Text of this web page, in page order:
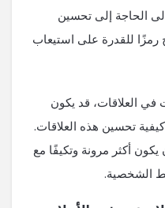
الحاجة إلى تحسين
رمزًا للقدرة على استيعاب
العلاقات، قد يكون
تحسين هذه العلاقات.
أكثر مرونة وتكيفًا مع
الشخصية.